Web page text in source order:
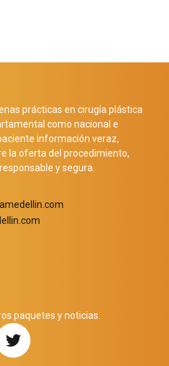
prácticas en cirugía plástica
como nacional e
información veraz,
la oferta del procedimiento,
y segura.
paquetes y noticias.